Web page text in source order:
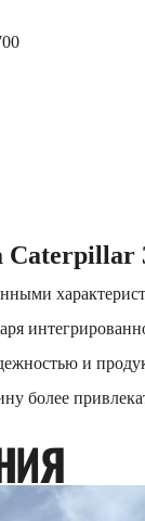
Caterpillar
и
более